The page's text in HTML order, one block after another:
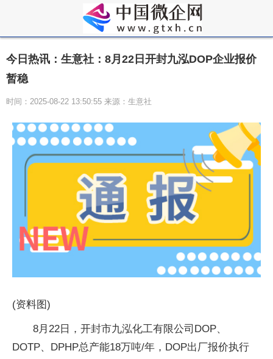
今日热讯：生意社：8月22日开封九泓DOP企业报价
暂稳
时间：2025-08-22 13:50:55 来源：生意社
(资料图)
8月22日，开封市九泓化工有限公司DOP、
DOTP、DPHP总产能18万吨/年，DOP出厂报价执行